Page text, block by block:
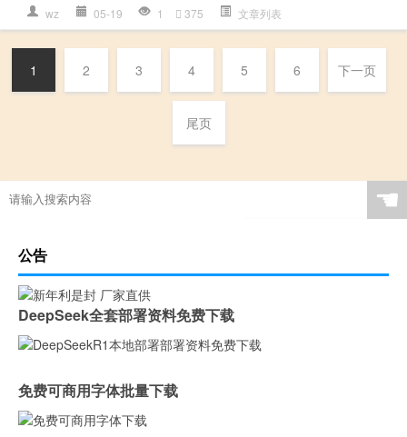
wz 05-19 1 375 文章列表
1 2 3 4 5 6 下一页
尾页
☚
公告
DeepSeek全套部署资料免费下载
免费可商用字体批量下载